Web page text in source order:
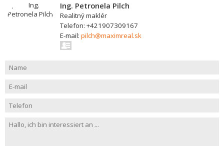
Ing. Petronela Pilch
Realitný maklér
Telefon: +421907309167
E-mail: pilch@maximreal.sk